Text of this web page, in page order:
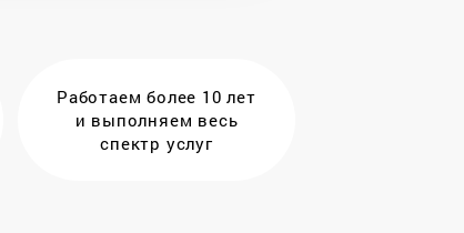
Работаем более 10 лет
и выполняем весь
спектр услуг